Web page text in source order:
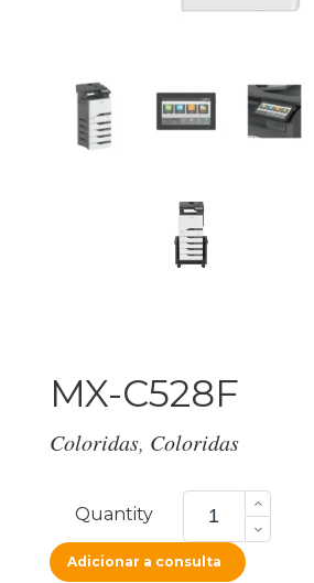
MX-C528F
Coloridas, Coloridas
Quantity
MX-
C528F
quantity
Adicionar a consulta